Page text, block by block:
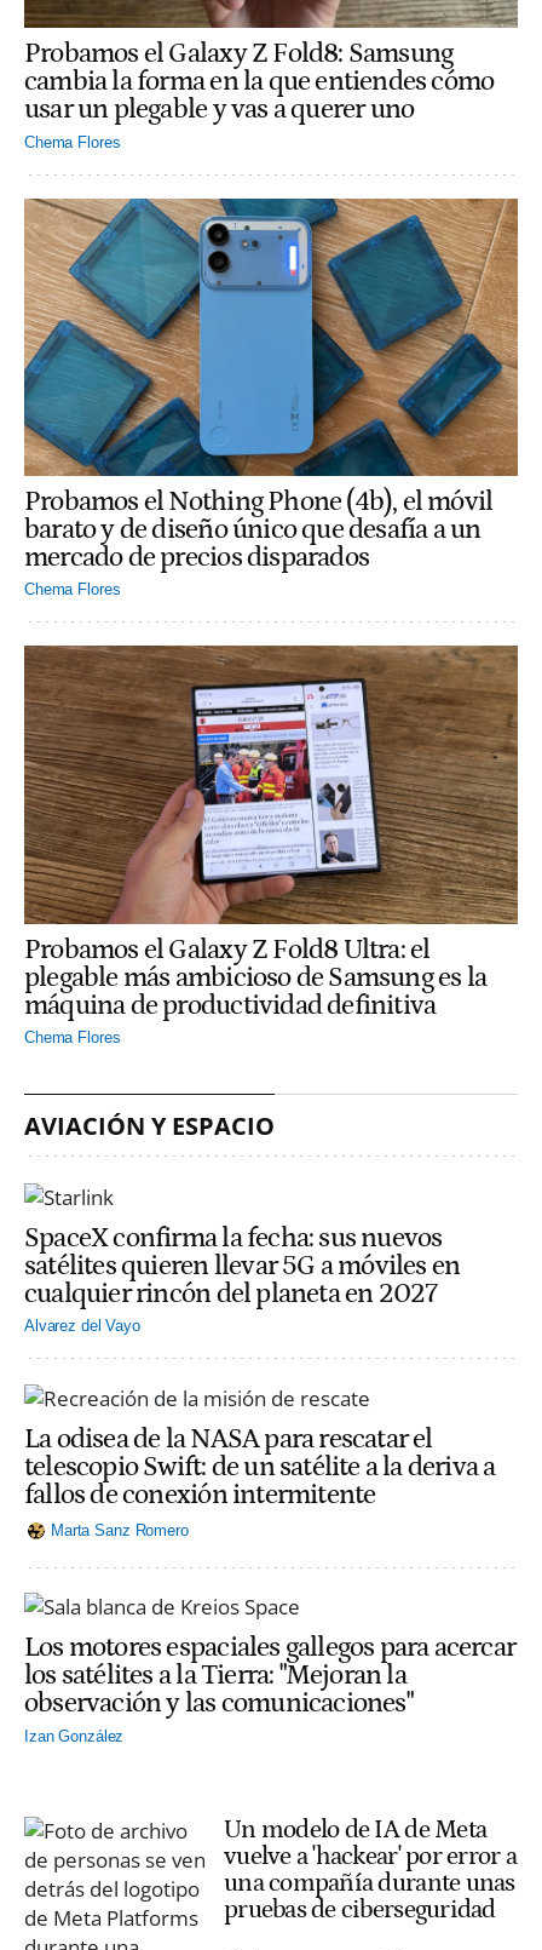
Probamos el Galaxy Z Fold8: Samsung
cambia la forma en la que entiendes cómo
usar un plegable y vas a querer uno
Chema Flores
Probamos el Nothing Phone (4b), el móvil
barato y de diseño único que desafía a un
mercado de precios disparados
Chema Flores
Probamos el Galaxy Z Fold8 Ultra: el
plegable más ambicioso de Samsung es la
máquina de productividad definitiva
Chema Flores
AVIACIÓN Y ESPACIO
SpaceX confirma la fecha: sus nuevos
satélites quieren llevar 5G a móviles en
cualquier rincón del planeta en 2027
Alvarez del Vayo
La odisea de la NASA para rescatar el
telescopio Swift: de un satélite a la deriva a
fallos de conexión intermitente
Marta Sanz Romero
Los motores espaciales gallegos para acercar
los satélites a la Tierra: "Mejoran la
observación y las comunicaciones"
Izan González
Un modelo de IA de Meta
vuelve a 'hackear' por error a
una compañía durante unas
pruebas de ciberseguridad